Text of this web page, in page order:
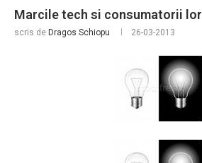
Marcile tech si consumatorii lor
scris de Dragos Schiopu 26-03-2013